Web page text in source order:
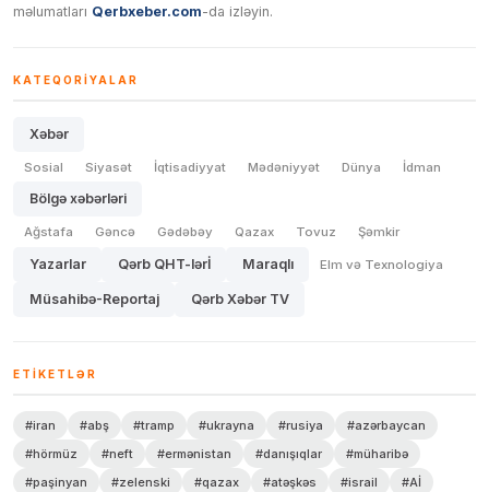
məlumatları Qerbxeber.com-da izləyin.
KATEQORIYALAR
Xəbər
Sosial Siyasət İqtisadiyyat Mədəniyyət Dünya İdman
Bölgə xəbərləri
Ağstafa Gəncə Gədəbəy Qazax Tovuz Şəmkir
Yazarlar Qərb QHT-lərİ Maraqlı Elm və Texnologiya
Müsahibə-Reportaj Qərb Xəbər TV
ETIKETLƏR
#iran #abş #tramp #ukrayna #rusiya
#azərbaycan
#hörmüz
#neft #ermənistan #danışıqlar
#müharibə
#paşinyan
#zelenski #qazax #atəşkəs #israil #Aİ